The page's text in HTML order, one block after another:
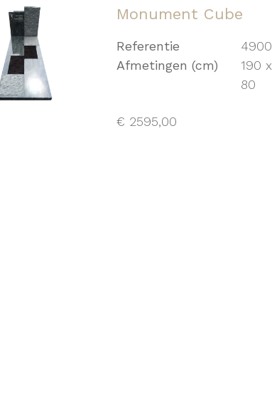
Monument Cube
Referentie
4900
Afmetingen (cm)
190 x
80
€ 2595,00